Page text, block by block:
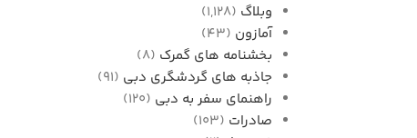
وبلاگ (1,128)
آمازون (43)
بخشنامه های گمرک (8)
جاذبه های گردشگری دبی (91)
راهنمای سفر به دبی (120)
صادرات (103)